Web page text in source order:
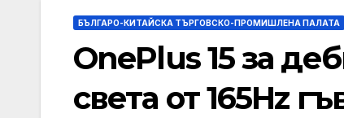
БЪЛГАРО-КИТАЙСКА ТЪРГОВСКО-ПРОМИШЛЕНА ПАЛАТА
OnePlus 15 за
света от 165Hz